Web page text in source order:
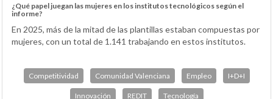
¿Qué papel juegan las mujeres en los institutos tecnológicos según el
informe?
En 2025, más de la mitad de las plantillas estaban compuestas por
mujeres, con un total de 1.141 trabajando en estos institutos.
Competitividad Comunidad Valenciana Empleo I+D+I
Innovación REDIT Tecnología